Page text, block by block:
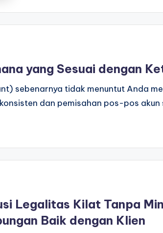
yang Sesuai dengan
sebenarnya tidak menuntut Anda
dan pemisahan pos-pos akun
Legalitas Kilat Tanpa
Baik dengan Klien